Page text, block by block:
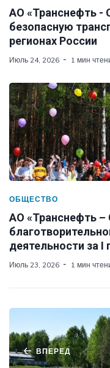
АО «Транснефть -
безопасную
регионах России
Июль 24, 2026 1 мин
ОБЩЕСТВО
АО «Транснефть –
деятельности за I
Июль 23, 2026 1 мин
ВПЕРЕД